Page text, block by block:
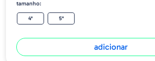
tamanho:
4" 5"
adicionar